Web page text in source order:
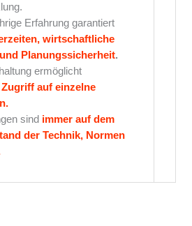
Erfahrung garantiert
wirtschaftliche
Planungssicherheit.
ermöglicht
auf einzelne
sind immer auf dem
der Technik, Normen